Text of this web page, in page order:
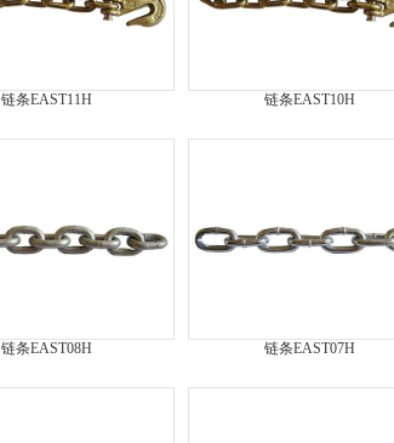
链条EAST11H 链条EAST10H
链条EAST08H 链条EAST07H